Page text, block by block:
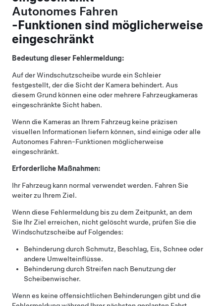
Autonomes Fahren
-Funktionen sind möglicherweise
eingeschränkt
Bedeutung dieser Fehlermeldung:
Auf der Windschutzscheibe wurde ein Schleier
festgestellt, der die Sicht der Kamera behindert. Aus
diesem Grund können eine oder mehrere Fahrzeugkameras
eingeschränkte Sicht haben.
Wenn die Kameras an Ihrem Fahrzeug keine präzisen
visuellen Informationen liefern können, sind einige oder alle
Autonomes Fahren-Funktionen möglicherweise
eingeschränkt.
Erforderliche Maßnahmen:
Ihr Fahrzeug kann normal verwendet werden. Fahren Sie
weiter zu Ihrem Ziel.
Wenn diese Fehlermeldung bis zu dem Zeitpunkt, an dem
Sie Ihr Ziel erreichen, nicht gelöscht wurde, prüfen Sie die
Windschutzscheibe auf Folgendes:
Behinderung durch Schmutz, Beschlag, Eis, Schnee oder
andere Umwelteinflüsse.
Behinderung durch Streifen nach Benutzung der
Scheibenwischer.
Wenn es keine offensichtlichen Behinderungen gibt und die